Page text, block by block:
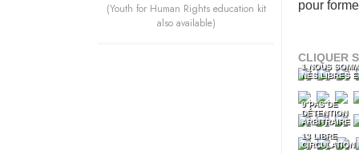
pour
CLIQUER
1 NOUS
NÉS LIBRES
9 PAS DE
DÉTENTION
ARBITRAIRE
13 LIBRE
CIRCULATION
(Youth for Human Rights education kit
also available)